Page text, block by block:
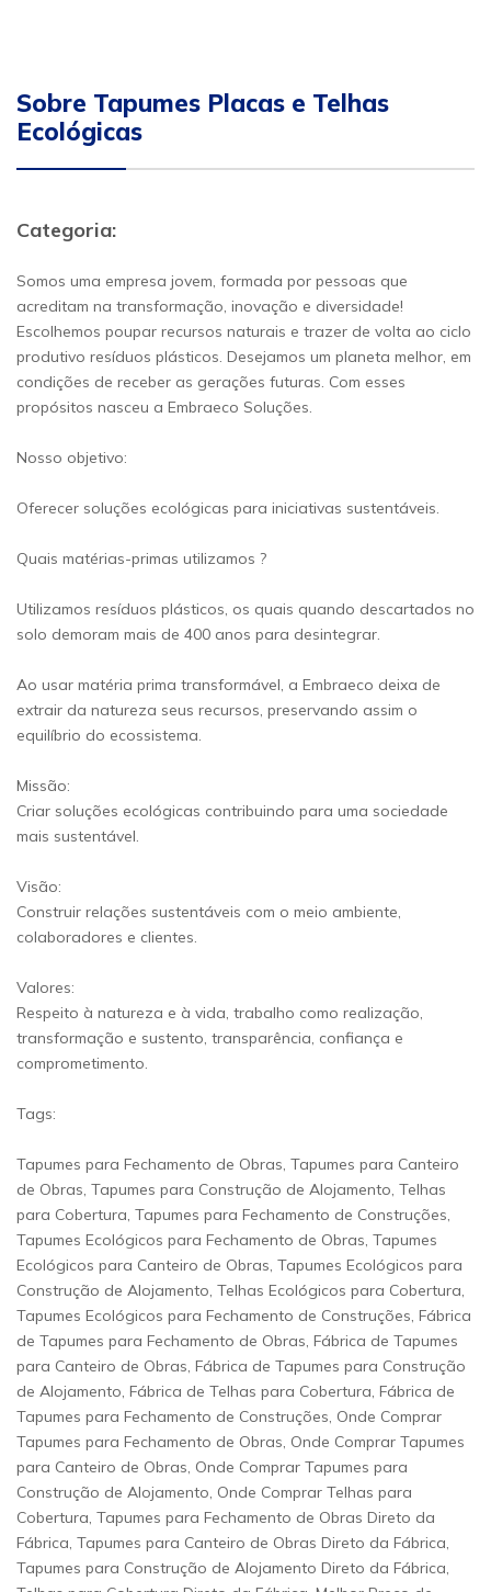
Sobre Tapumes Placas e Telhas
Ecológicas
Categoria:
Somos uma empresa jovem, formada por pessoas que
acreditam na transformação, inovação e diversidade!
Escolhemos poupar recursos naturais e trazer de volta ao ciclo
produtivo resíduos plásticos. Desejamos um planeta melhor, em
condições de receber as gerações futuras. Com esses
propósitos nasceu a Embraeco Soluções.
Nosso objetivo:
Oferecer soluções ecológicas para iniciativas sustentáveis.
Quais matérias-primas utilizamos ?
Utilizamos resíduos plásticos, os quais quando descartados no
solo demoram mais de 400 anos para desintegrar.
Ao usar matéria prima transformável, a Embraeco deixa de
extrair da natureza seus recursos, preservando assim o
equilíbrio do ecossistema.
Missão:
Criar soluções ecológicas contribuindo para uma sociedade
mais sustentável.
Visão:
Construir relações sustentáveis com o meio ambiente,
colaboradores e clientes.
Valores:
Respeito à natureza e à vida, trabalho como realização,
transformação e sustento, transparência, confiança e
comprometimento.
Tags:
Tapumes para Fechamento de Obras, Tapumes para Canteiro
de Obras, Tapumes para Construção de Alojamento, Telhas
para Cobertura, Tapumes para Fechamento de Construções,
Tapumes Ecológicos para Fechamento de Obras, Tapumes
Ecológicos para Canteiro de Obras, Tapumes Ecológicos para
Construção de Alojamento, Telhas Ecológicos para Cobertura,
Tapumes Ecológicos para Fechamento de Construções, Fábrica
de Tapumes para Fechamento de Obras, Fábrica de Tapumes
para Canteiro de Obras, Fábrica de Tapumes para Construção
de Alojamento, Fábrica de Telhas para Cobertura, Fábrica de
Tapumes para Fechamento de Construções, Onde Comprar
Tapumes para Fechamento de Obras, Onde Comprar Tapumes
para Canteiro de Obras, Onde Comprar Tapumes para
Construção de Alojamento, Onde Comprar Telhas para
Cobertura, Tapumes para Fechamento de Obras Direto da
Fábrica, Tapumes para Canteiro de Obras Direto da Fábrica,
Tapumes para Construção de Alojamento Direto da Fábrica,